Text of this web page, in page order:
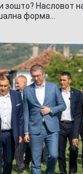
Насловот
форма…